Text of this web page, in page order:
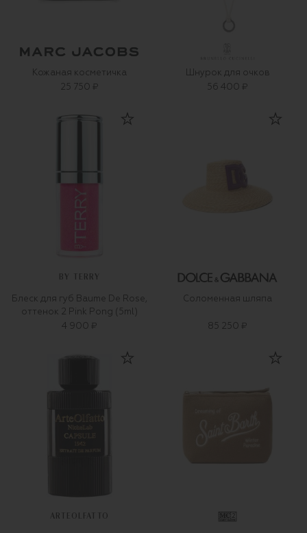
Кожаная косметичка
25 750 ₽
Шнурок для очков
56 400 ₽
BY TERRY
Блеск для губ Baume De Rose,
оттенок 2 Pink Pong (5ml)
4 900 ₽
Соломенная шляпа
85 250 ₽
ARTEOLFATTO